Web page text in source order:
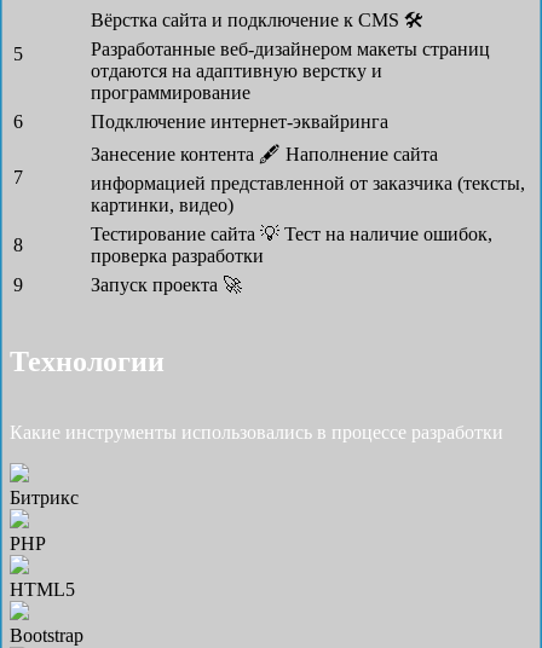
5
Вёрстка сайта и подключение к CMS 🛠
Разработанные веб-дизайнером макеты страниц
отдаются на адаптивную верстку и
программирование
6
Подключение интернет-эквайринга
7
Занесение контента 🖋 Наполнение сайта
информацией представленной от заказчика (тексты,
картинки, видео)
8
Тестирование сайта 💡 Тест на наличие ошибок,
проверка разработки
9
Запуск проекта 🚀
Технологии
Какие инструменты использовались в процессе разработки
Битрикс
PHP
HTML5
Bootstrap